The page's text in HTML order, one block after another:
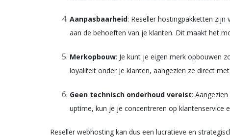
Aanpasbaarheid: Reseller hostingpakketten
aan de behoeften van je klanten. Dit maakt het
Merkopbouw: Je kunt je eigen merk opbouwen
loyaliteit onder je klanten, aangezien ze direct
Geen technisch onderhoud vereist:
uptime, kun je je concentreren op klantenservice
Reseller webhosting kan dus een lucratieve en